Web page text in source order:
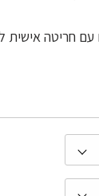
חריטה אישית